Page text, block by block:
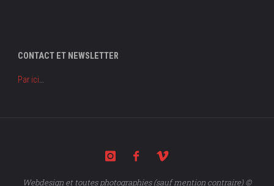
CONTACT ET NEWSLETTER
Par ici…
Webdesign et toutes photographies (sauf mention contraire) ©